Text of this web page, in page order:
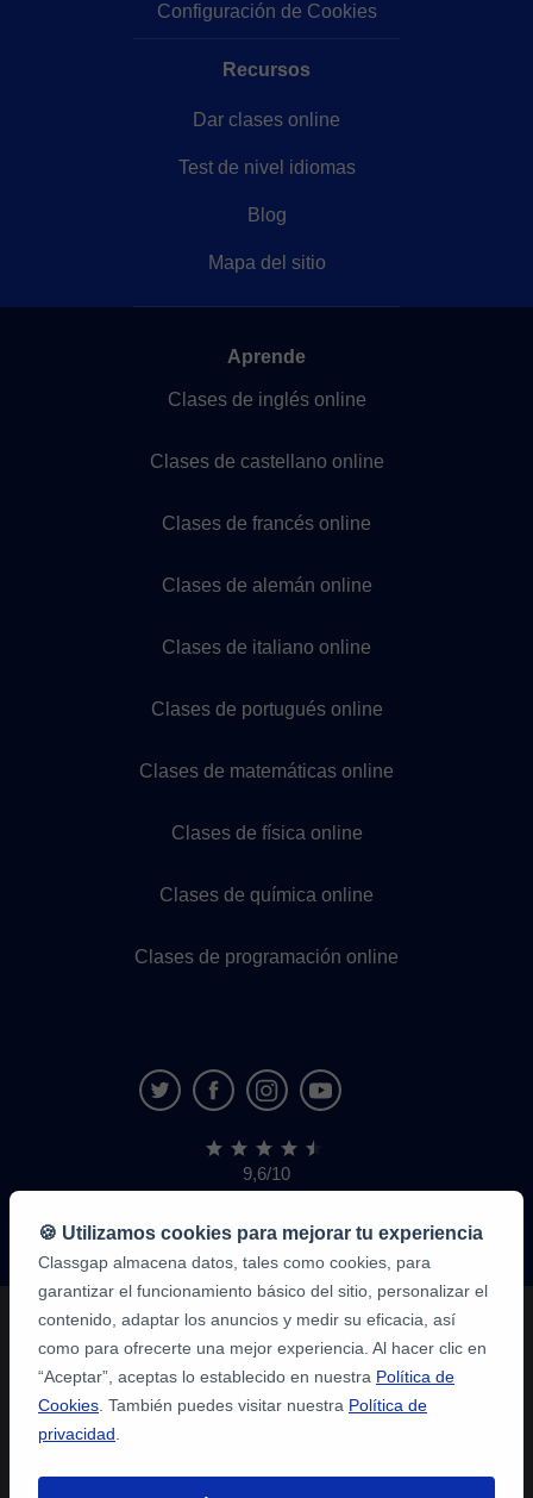
Configuración de Cookies
Recursos
Dar clases online
Test de nivel idiomas
Blog
Mapa del sitio
Aprende
Clases de inglés online
Clases de castellano online
Clases de francés online
Clases de alemán online
Clases de italiano online
Clases de portugués online
Clases de matemáticas online
Clases de física online
Clases de química online
Clases de programación online
9,6/10
1,339,284
de
alumnos
🍪 Utilizamos cookies para mejorar tu experiencia
Classgap almacena datos, tales como cookies, para
garantizar el funcionamiento básico del sitio, personalizar el
contenido, adaptar los anuncios y medir su eficacia, así
como para ofrecerte una mejor experiencia. Al hacer clic en
“Aceptar”, aceptas lo establecido en nuestra Política de
Cookies . También puedes visitar nuestra Política de
privacidad